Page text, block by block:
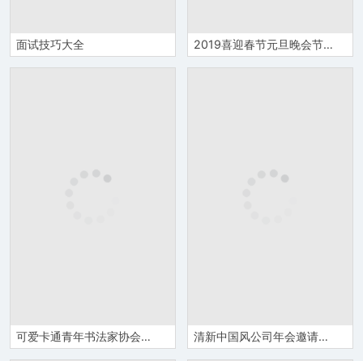
面试技巧大全 2019喜迎春节元旦晚会节目单Word模板
可爱卡通青年书法家协会邀请函Word模板 清新中国风公司年会邀请函Word模板